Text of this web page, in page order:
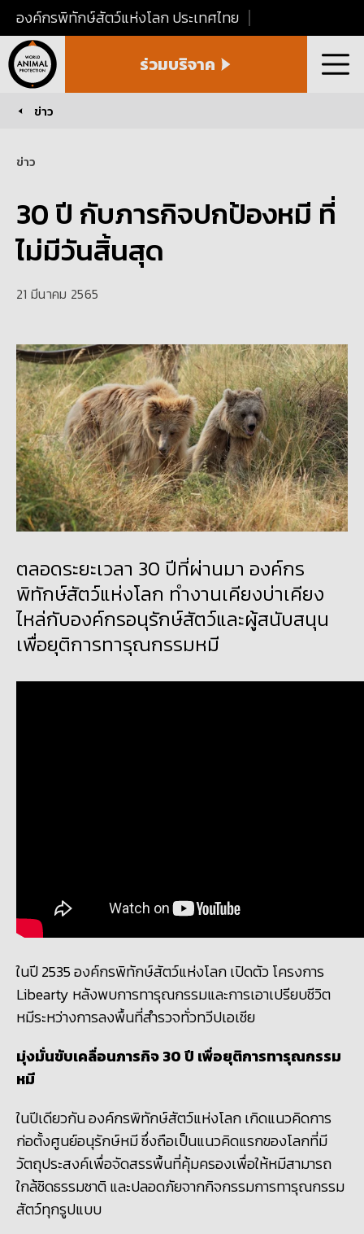
องค์กรพิทักษ์สัตว์แห่งโลก ประเทศไทย
Animal
Protection
ร่วมบริจาค เมนู
You are here:
ข่าว
30 ปี กับภารกิจปกป้องหมี ที่
ไม่มีวันสิ้นสุด
ข่าว
21 มีนาคม 2565
ตลอดระยะเวลา 30 ปีที่ผ่านมา องค์กร
พิทักษ์สัตว์แห่งโลก ทำงานเคียงบ่าเคียง
ไหล่กับองค์กรอนุรักษ์สัตว์และผู้สนับสนุน
เพื่อยุติการทารุณกรรมหมี
ในปี2535องค์กรพิทักษ์สัตว์แห่งโลก เปิดตัว โครงการ
Libearty หลังพบการทารุณกรรมและการเอาเปรียบชีวิต
หมีระหว่างการลงพื้นที่สำรวจทั่วทวีปเอเชีย
มุ่งมั่นขับเคลื่อนภารกิจ30ปี เพื่อยุติการทารุณกรรม
หมี
ในปีเดียวกัน องค์กรพิทักษ์สัตว์แห่งโลก เกิดแนวคิดการ
ก่อตั้งศูนย์อนุรักษ์หมี ซึ่งถือเป็นแนวคิดแรกของโลกที่มี
วัตถุประสงค์เพื่อจัดสรรพื้นที่คุ้มครองเพื่อให้หมีสามารถ
ใกล้ชิดธรรมชาติ และปลอดภัยจากกิจกรรมการทารุณกรรม
สัตว์ทุกรูปแบบ